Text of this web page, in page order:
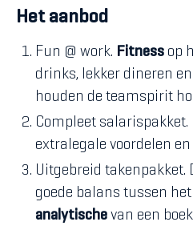
Het aanbod
Fun @ work. Fitness op
drinks, lekker dineren en
houden de teamspirit
Compleet salarispakket.
extralegale voordelen
Uitgebreid takenpakket.
goede balans tussen het
analytische van een